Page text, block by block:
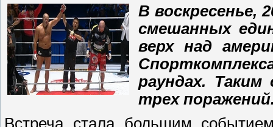
В воскресенье,
смешанных
верх над
раундах. Таким
трех
Встреча стала большим